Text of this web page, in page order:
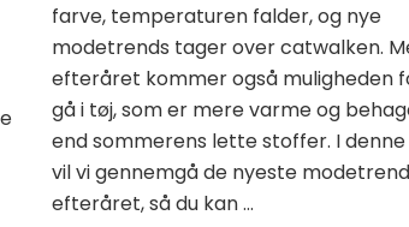
farve, temperaturen falder, og nye
modetrends tager over catwalken.
efteråret kommer også muligheden
gå i tøj, som er mere varme og
end sommerens lette stoffer. I
vil vi gennemgå de nyeste
efteråret, så du kan …